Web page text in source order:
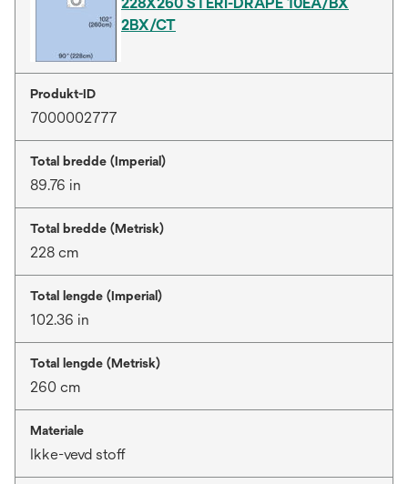
228X260 STERI-DRAPE 10EA/BX
2BX/CT
Produkt-ID
7000002777
Total bredde (Imperial)
89.76 in
Total bredde (Metrisk)
228 cm
Total lengde (Imperial)
102.36 in
Total lengde (Metrisk)
260 cm
Materiale
Ikke-vevd stoff